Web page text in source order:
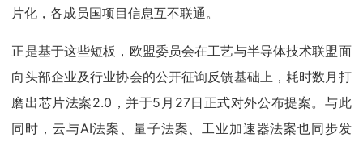
片化，各成员国项目信息互不联通。
正是基于这些短板，欧盟委员会在工艺与半导体技术联盟面
向头部企业及行业协会的公开征询反馈基础上，耗时数月打
磨出芯片法案2.0，并于5月27日正式对外公布提案。与此
同时，云与AI法案、量子法案、工业加速器法案也同步发